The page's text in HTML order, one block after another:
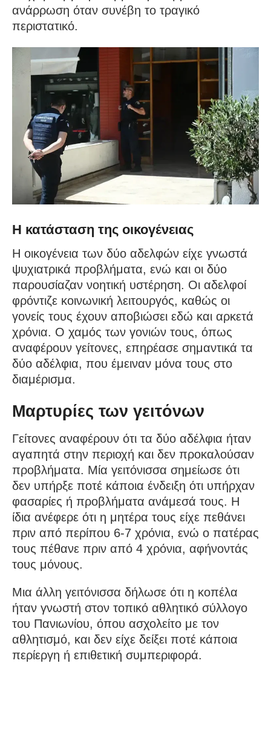
ανάρρωση όταν συνέβη το τραγικό
περιστατικό.
Η κατάσταση της οικογένειας
Η οικογένεια των δύο αδελφών είχε γνωστά
ψυχιατρικά προβλήματα, ενώ και οι δύο
παρουσίαζαν νοητική υστέρηση. Οι αδελφοί
φρόντιζε κοινωνική λειτουργός, καθώς οι
γονείς τους έχουν αποβιώσει εδώ και αρκετά
χρόνια. Ο χαμός των γονιών τους, όπως
αναφέρουν γείτονες, επηρέασε σημαντικά τα
δύο αδέλφια, που έμειναν μόνα τους στο
διαμέρισμα.
Μαρτυρίες των γειτόνων
Γείτονες αναφέρουν ότι τα δύο αδέλφια ήταν
αγαπητά στην περιοχή και δεν προκαλούσαν
προβλήματα. Μία γειτόνισσα σημείωσε ότι
δεν υπήρξε ποτέ κάποια ένδειξη ότι υπήρχαν
φασαρίες ή προβλήματα ανάμεσά τους. Η
ίδια ανέφερε ότι η μητέρα τους είχε πεθάνει
πριν από περίπου 6-7 χρόνια, ενώ ο πατέρας
τους πέθανε πριν από 4 χρόνια, αφήνοντάς
τους μόνους.
Μια άλλη γειτόνισσα δήλωσε ότι η κοπέλα
ήταν γνωστή στον τοπικό αθλητικό σύλλογο
του Πανιωνίου, όπου ασχολείτο με τον
αθλητισμό, και δεν είχε δείξει ποτέ κάποια
περίεργη ή επιθετική συμπεριφορά.